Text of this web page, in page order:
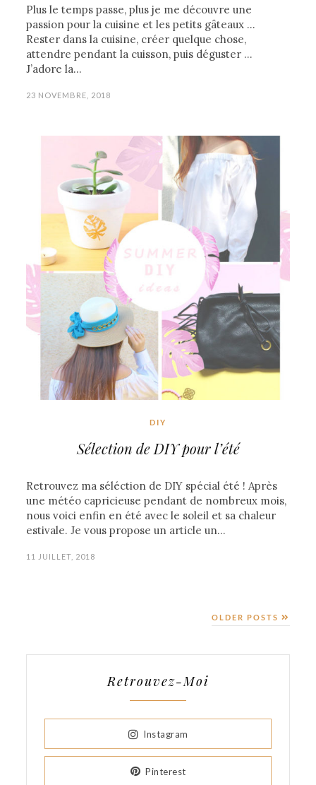
Plus le temps passe, plus je me découvre une
passion pour la cuisine et les petits gâteaux …
Rester dans la cuisine, créer quelque chose,
attendre pendant la cuisson, puis déguster …
J’adore la…
23 NOVEMBRE, 2018
DIY
Sélection de DIY pour l’été
Retrouvez ma séléction de DIY spécial été ! Après
une météo capricieuse pendant de nombreux mois,
nous voici enfin en été avec le soleil et sa chaleur
estivale. Je vous propose un article un…
11 JUILLET, 2018
OLDER POSTS
Retrouvez-Moi
Instagram
Pinterest